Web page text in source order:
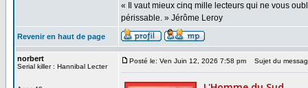
« Il vaut mieux cinq mille lecteurs qui ne vous
périssable. » Jérôme Leroy
Revenir en haut de page
norbert
Serial killer : Hannibal Lecter
Posté le: Ven Juin 12, 2026 7:58 pm Sujet du